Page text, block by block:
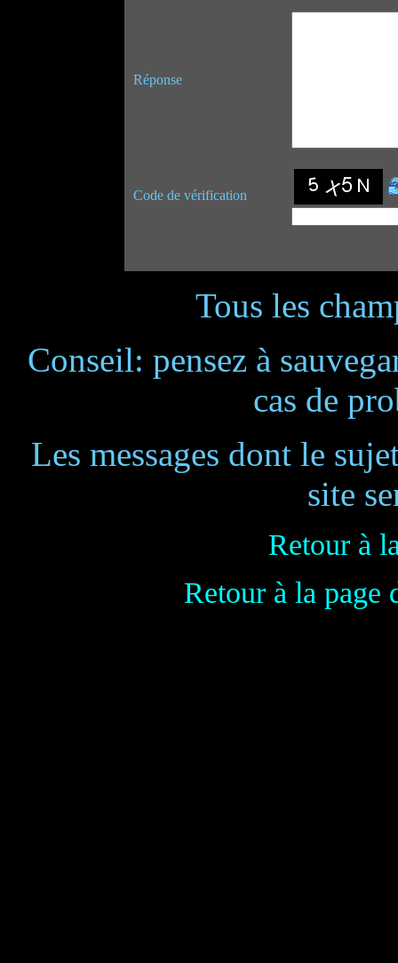
Réponse
Code de vérification
Tous les
Conseil: pensez à
cas de
Les messages dont le
site
Retour à
Retour à la page